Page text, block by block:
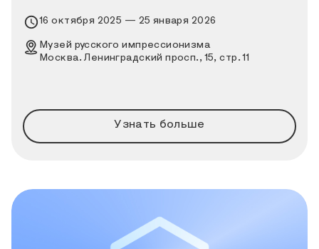
Время проведения выставки
16 октября 2025 — 25 января 2026
Место проведения выставки
Музей русского импрессионизма
Москва. Ленинградский просп., 15, стр. 11
Узнать больше